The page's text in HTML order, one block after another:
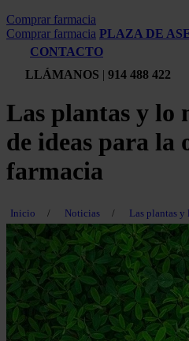
Comprar farmacia
Comprar farmacia PLAZA DE
CONTACTO
LLÁMANOS | 914 488 422
Las plantas y lo
de ideas para la
farmacia
Inicio / Noticias / Las plantas y